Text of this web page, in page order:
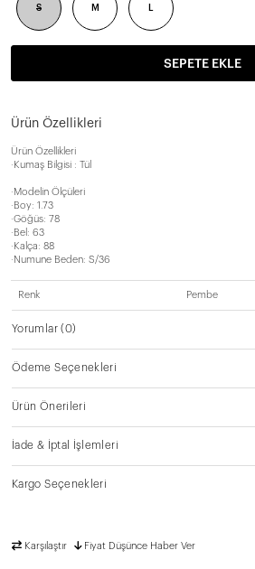
S M
SEPETE EKLE
Ürün Özellikleri
Ürün Özellikleri
·Kumaş Bilgisi : Tül
·Modelin Ölçüleri
·Boy: 1.73
·Göğüs: 78
·Bel: 63
·Kalça: 88
·Numune Beden: S/36
Renk Pembe
Yorumlar(0)
Ödeme Seçenekleri
Ürün Önerileri
İade & İptal İşlemleri
Kargo Seçenekleri
Karşılaştır Fiyat Düşünce Haber Ver